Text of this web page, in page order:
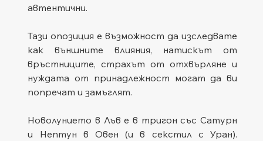
автентични.
Тази опозиция е възможност да изследвате
как външните влияния, натискът от
връстниците, страхът от отхвърляне и
нуждата от принадлежност могат да ви
попречат и замъглят.
Новолунието в Лъв е в тригон със Сатурн
и Нептун в Овен (и в секстил с Уран).